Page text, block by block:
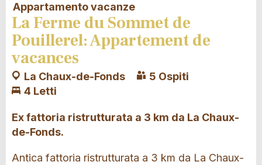
Appartamento vacanze
La Ferme du Sommet de
Pouillerel: Appartement de
vacances
La Chaux-de-Fonds
5 Ospiti
4 Letti
Ex fattoria ristrutturata a 3 km da La Chaux-
de-Fonds.
Antica fattoria ristrutturata a 3 km da La Chaux-